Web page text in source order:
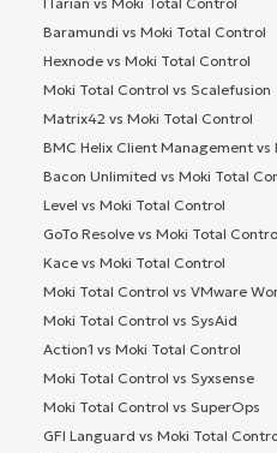
Baramundi vs Moki Total Control
Hexnode vs Moki Total Control
Moki Total Control vs Scalefusion
Matrix42 vs Moki Total Control
BMC Helix Client Management vs
Bacon Unlimited vs Moki Total
Level vs Moki Total Control
GoTo Resolve vs Moki Total
Kace vs Moki Total Control
Moki Total Control vs VMware
Moki Total Control vs SysAid
Action1 vs Moki Total Control
Moki Total Control vs Syxsense
Moki Total Control vs SuperOps
GFI Languard vs Moki Total